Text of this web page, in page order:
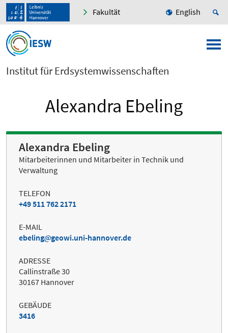
Fakultät English
Institut für Erdsystemwissenschaften
Alexandra Ebeling
Alexandra Ebeling
Mitarbeiterinnen und Mitarbeiter in Technik und
Verwaltung
TELEFON
+49 511 762 2171
E-MAIL
ebeling
geowi.uni-hannover.de
ADRESSE
Callinstraße 30
30167 Hannover
GEBÄUDE
3416